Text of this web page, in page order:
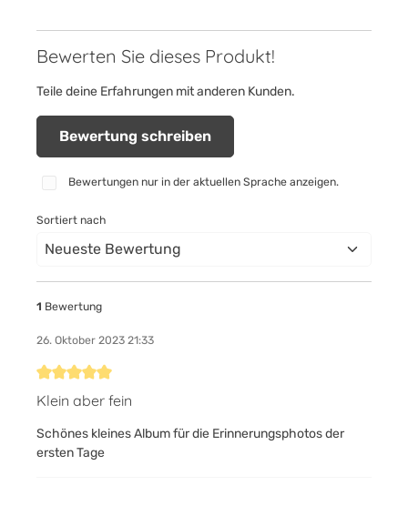
Bewerten Sie dieses Produkt!
Teile deine Erfahrungen mit anderen Kunden.
Bewertung schreiben
Bewertungen nur in der aktuellen Sprache anzeigen.
Sortiert nach
1 Bewertung
26. Oktober 2023 21:33
Bewertung mit 5 von 5 Sternen
Klein aber fein
Schönes kleines Album für die Erinnerungsphotos der
ersten Tage